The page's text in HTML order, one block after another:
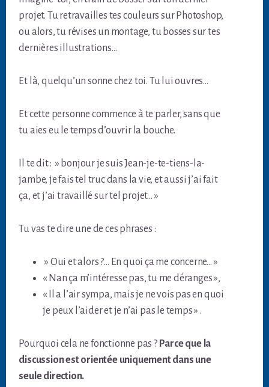
projet. Tu retravailles tes couleurs sur Photoshop,
ou alors, tu révises un montage, tu bosses sur tes
dernières illustrations…
Et là, quelqu’un sonne chez toi. Tu lui ouvres…
Et cette personne commence à te parler, sans que
tu aies eu le temps d’ouvrir la bouche.
Il te dit : » bonjour je suis Jean-je-te-tiens-la-
jambe, je fais tel truc dans la vie, et aussi j’ai fait
ça, et j’ai travaillé sur tel projet… »
Tu vas te dire une de ces phrases :
» Oui et alors ?… En quoi ça me concerne… »
« Nan ça m’intéresse pas, tu me déranges »,
« Il a l’air sympa, mais je ne vois pas en quoi
je peux l’aider et je n’ai pas le temps » .
Pourquoi cela ne fonctionne pas ? Parce que la
discussion est orientée uniquement dans une
seule direction.